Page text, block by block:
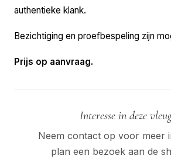
authentieke klank.
Bezichtiging en proefbespeling zijn
Prijs op aanvraag.
Interesse in deze
Neem contact op voor meer
plan een bezoek aan de